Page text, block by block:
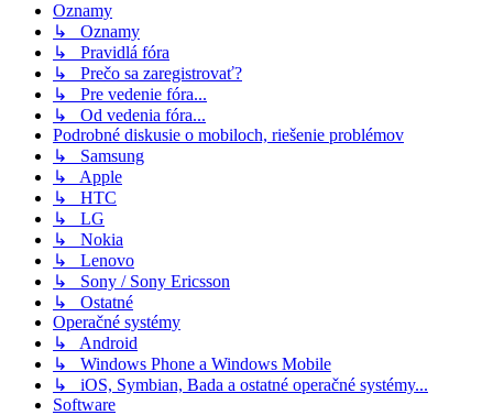
Oznamy
↳ Oznamy
↳ Pravidlá fóra
↳ Prečo sa zaregistrovať?
↳ Pre vedenie fóra...
↳ Od vedenia fóra...
Podrobné diskusie o mobiloch, riešenie problémov
↳ Samsung
↳ Apple
↳ HTC
↳ LG
↳ Nokia
↳ Lenovo
↳ Sony / Sony Ericsson
↳ Ostatné
Operačné systémy
↳ Android
↳ Windows Phone a Windows Mobile
↳ iOS, Symbian, Bada a ostatné operačné systémy...
Software